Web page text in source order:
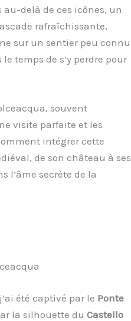
delà de ces icônes, un
rafraîchissante,
sur un sentier peu connu
temps de s’y perdre pour
souvent
visite parfaite et les
intégrer cette
de son château à ses
l’âme secrète de la
été captivé par le Ponte
la silhouette du Castello